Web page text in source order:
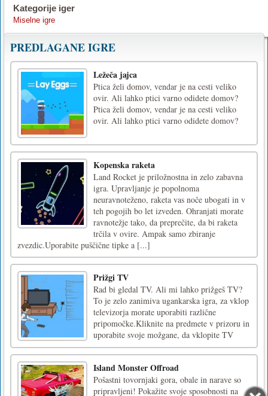
Kategorije iger
Miselne igre
PREDLAGANE IGRE
Ležeča jajca
Ptica želi domov, vendar je na cesti veliko
ovir. Ali lahko ptici varno odidete domov?
Ptica želi domov, vendar je na cesti veliko
ovir. Ali lahko ptici varno odidete domov?
Kopenska raketa
Land Rocket je priložnostna in zelo zabavna
igra. Upravljanje je popolnoma
neuravnoteženo, raketa vas noče ubogati in v
teh pogojih bo let izveden. Ohranjati morate
ravnotežje tako, da preprečite, da bi raketa
trčila v ovire. Ampak samo zbiranje
zvezdic.Uporabite puščične tipke a [...]
Prižgi TV
Rad bi gledal TV. Ali mi lahko prižgeš TV?
To je zelo zanimiva ugankarska igra, za vklop
televizorja morate uporabiti različne
pripomočke.Kliknite na predmete v prizoru in
uporabite svoje možgane, da vklopite TV
Island Monster Offroad
Pošastni tovornjaki gora, obale in narave so
pripravljeni! Pokažite svoje sposobnosti na